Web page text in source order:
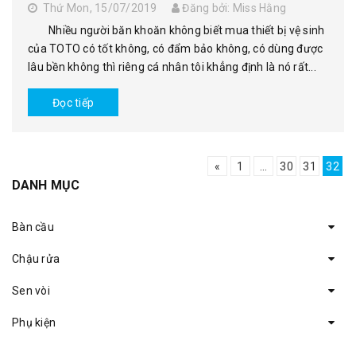
Thứ Mon, 15/07/2019
Đăng bởi: Miss Hằng
Nhiều người băn khoăn không biết mua thiết bị vệ sinh
của TOTO có tốt không, có đẩm bảo không, có dùng được
lâu bền không thì riêng cá nhân tôi khẳng định là nó rất...
Đọc tiếp
« 1 30 31 32
DANH MỤC
Bàn cầu
Chậu rửa
Sen vòi
Phụ kiện